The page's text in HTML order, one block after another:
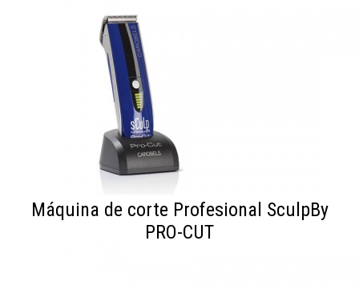
Máquina de corte Profesional SculpBy
PRO-CUT